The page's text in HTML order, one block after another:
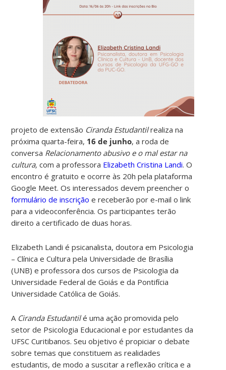
projeto de extensão Ciranda Estudantilrealiza na
próxima quarta-feira, 16 de junho, a roda de
conversa Relacionamento abusivo e o mal estar na
cultura,com a professora Elizabeth Cristina Landi. O
encontro é gratuito e ocorre às 20h pela plataforma
Google Meet. Os interessados devem preencher o
formulário de inscrição e receberão por e-mail o link
para a videoconferência. Os participantes terão
direito a certificado de duas horas.
Elizabeth Landi é psicanalista, doutora em Psicologia
– Clínica e Cultura pela Universidade de Brasília
(UNB) e professora dos cursos de Psicologia da
Universidade Federal de Goiás e da Pontifícia
Universidade Católica de Goiás.
A Ciranda Estudantilé uma ação promovida pelo
setor de Psicologia Educacional e por estudantes da
UFSC Curitibanos.Seu objetivo é propiciar o debate
sobre temas que constituem as realidades
estudantis, de modo a suscitar a reflexão crítica e a